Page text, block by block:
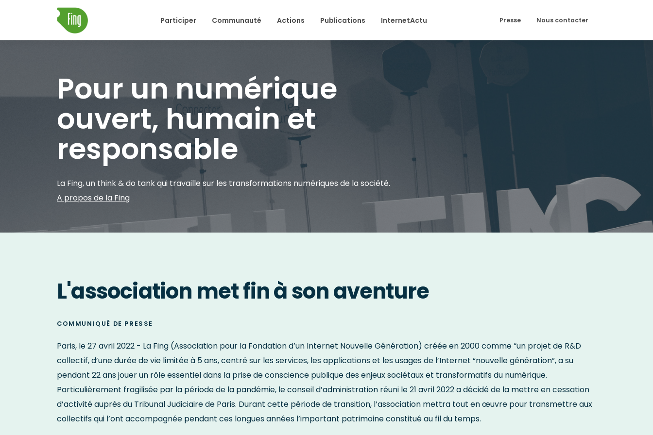
Participer Communauté Actions Publications InternetActu Presse Nous contacter
Pour un numérique
ouvert, humain et
responsable
La Fing, un think & do tank qui travaille sur les transformations numériques de la société.
A propos de la Fing
L'association met fin à son aventure
COMMUNIQUÉ DE PRESSE
Paris, le 27 avril 2022 - La Fing (Association pour la Fondation d’un Internet Nouvelle Génération) créée en 2000 comme “un projet de R&D
collectif, d’une durée de vie limitée à 5 ans, centré sur les services, les applications et les usages de l’Internet “nouvelle génération”, a su
pendant 22 ans jouer un rôle essentiel dans la prise de conscience publique des enjeux sociétaux et transformatifs du numérique.
Particulièrement fragilisée par la période de la pandémie, le conseil d’administration réuni le 21 avril 2022 a décidé de la mettre en cessation
d’activité auprès du Tribunal Judiciaire de Paris. Durant cette période de transition, l’association mettra tout en œuvre pour transmettre aux
collectifs qui l’ont accompagnée pendant ces longues années l’important patrimoine constitué au fil du temps.